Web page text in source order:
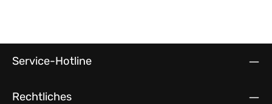
Service-Hotline
Rechtliches